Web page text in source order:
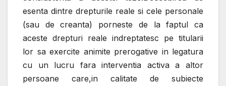
esenta dintre drepturile reale si cele personale
(sau de creanta) porneste de la faptul ca
aceste drepturi reale indreptatesc pe titularii
lor sa exercite animite prerogative in legatura
cu un lucru fara interventia activa a altor
persoane care,in calitate de subiecte